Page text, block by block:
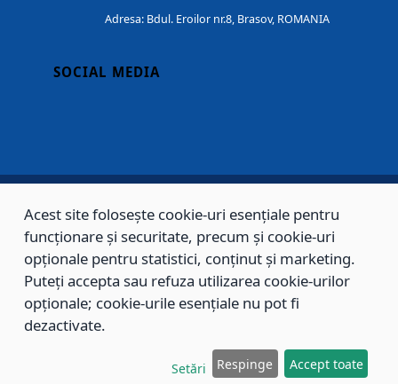
Adresa: Bdul. Eroilor nr.8, Brasov, ROMANIA
SOCIAL MEDIA
Copyright © 2002 - 2026 - PRIMĂRIA MUNICIPIULUI BRAȘOV, toate drepturile
rezervate.
Sitemap Contact
Acest site folosește cookie-uri esențiale pentru
funcționare și securitate, precum și cookie-uri
opționale pentru statistici, conținut și marketing.
Puteți accepta sau refuza utilizarea cookie-urilor
opționale; cookie-urile esențiale nu pot fi
dezactivate.
Setări Respinge Accept toate